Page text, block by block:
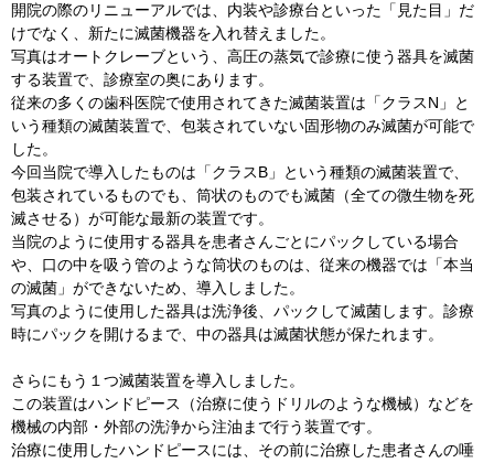
開院の際のリニューアルでは、内装や診療台といった「見た目」だ
けでなく、新たに滅菌機器を入れ替えました。
写真はオートクレーブという、高圧の蒸気で診療に使う器具を滅菌
する装置で、診療室の奥にあります。
従来の多くの歯科医院で使用されてきた滅菌装置は「クラスN」と
いう種類の滅菌装置で、包装されていない固形物のみ滅菌が可能で
した。
今回当院で導入したものは「クラスB」という種類の滅菌装置で、
包装されているものでも、筒状のものでも滅菌（全ての微生物を死
滅させる）が可能な最新の装置です。
当院のように使用する器具を患者さんごとにパックしている場合
や、口の中を吸う管のような筒状のものは、従来の機器では「本当
の滅菌」ができないため、導入しました。
写真のように使用した器具は洗浄後、パックして滅菌します。診療
時にパックを開けるまで、中の器具は滅菌状態が保たれます。
さらにもう１つ滅菌装置を導入しました。
この装置はハンドピース（治療に使うドリルのような機械）などを
機械の内部・外部の洗浄から注油まで行う装置です。
治療に使用したハンドピースには、その前に治療した患者さんの唾